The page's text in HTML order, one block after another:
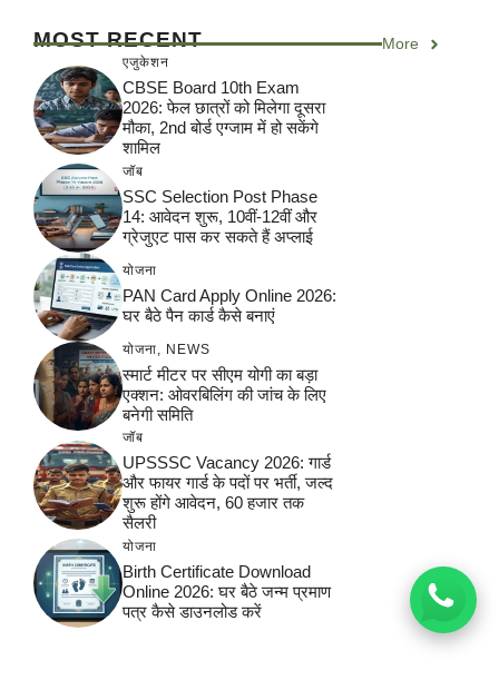
MOST RECENT More
एजुकेशन
CBSE Board 10th Exam
2026: फेल छात्रों को मिलेगा दूसरा
मौका, 2nd बोर्ड एग्जाम में हो सकेंगे
शामिल
जॉब
SSC Selection Post Phase
14: आवेदन शुरू, 10वीं-12वीं और
ग्रेजुएट पास कर सकते हैं अप्लाई
योजना
PAN Card Apply Online 2026:
घर बैठे पैन कार्ड कैसे बनाएं
योजना NEWS
स्मार्ट मीटर पर सीएम योगी का बड़ा
एक्शन: ओवरबिलिंग की जांच के लिए
बनेगी समिति
जॉब
UPSSSC Vacancy 2026: गार्ड
और फायर गार्ड के पदों पर भर्ती, जल्द
शुरू होंगे आवेदन, 60 हजार तक
सैलरी
योजना
Birth Certificate Download
Online 2026: घर बैठे जन्म प्रमाण
पत्र कैसे डाउनलोड करें